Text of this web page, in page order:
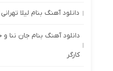
دانلود آهنگ بنام لیلا
دانلود آهنگ بنام جان ننا
کارگر